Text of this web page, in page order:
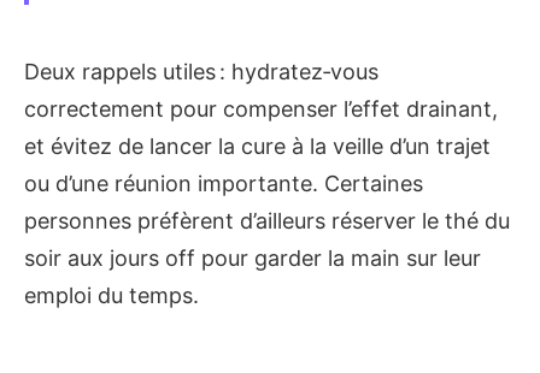
Deux rappels utiles : hydratez‑vous
correctement pour compenser l’effet drainant,
et évitez de lancer la cure à la veille d’un trajet
ou d’une réunion importante. Certaines
personnes préfèrent d’ailleurs réserver le thé du
soir aux jours off pour garder la main sur leur
emploi du temps.